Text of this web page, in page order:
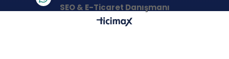
SEO & E-Ticaret Danışmanı